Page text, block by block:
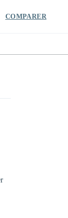
COMPARER